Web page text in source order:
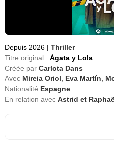
Depuis 2026 | Thriller
Titre original : Ágata y Lola
Créée par Carlota Dans
Avec Mireia Oriol Eva Martín
Nationalité Espagne
En relation avec Astrid et